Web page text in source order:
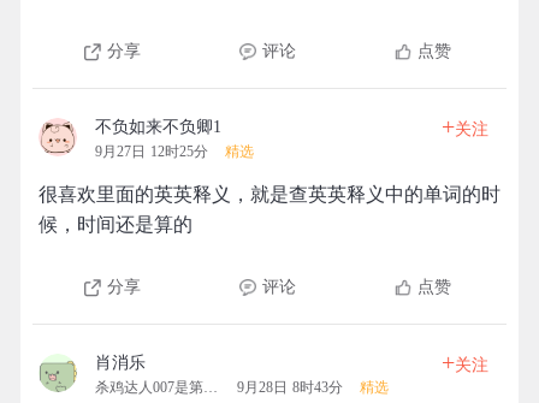
分享 评论 点赞
不负如来不负卿1
9月27日 12时25分 精选
+关注
很喜欢里面的英英释义，就是查英英释义中的单词的时
候，时间还是算的
分享 评论 点赞
肖消乐
杀鸡达人007是第一名的团 9月28日 8时43分 精选
+关注